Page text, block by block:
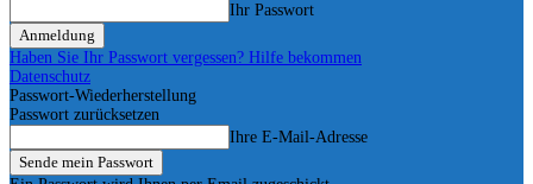
Ihr Passwort
Haben Sie Ihr Passwort vergessen? Hilfe bekommen
Datenschutz
Passwort-Wiederherstellung
Passwort zurücksetzen
Ihre E-Mail-Adresse